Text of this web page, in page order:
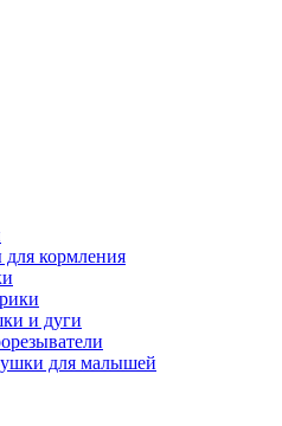
кормления
и дуги
для малышей